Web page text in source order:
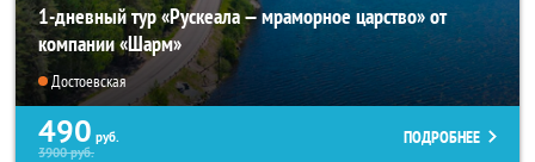
1-дневный тур «Рускеала — мраморное царство» от
компании «Шарм»
Достоевская
490 руб.
3900руб.
ПОДРОБНЕЕ